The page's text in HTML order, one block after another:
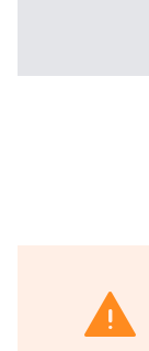
